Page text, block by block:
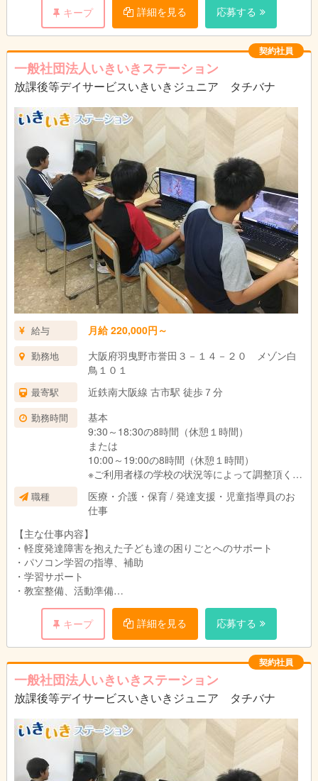
キープ 詳細を見る 応募する
契約社員
一般社団法人いきいきステーション
放課後等デイサービスいきいきジュニア タチバナ
給与 月給 220,000円～
勤務地
大阪府羽曳野市誉田３－１４－２０ メゾン白
鳥１０１
最寄駅 近鉄南大阪線 古市駅 徒歩７分
勤務時間
基本
9:30～18:30の8時間（休憩１時間）
または
10:00～19:00の8時間（休憩１時間）
※ご利用者様の学校の状況等によって調整頂く場
合がございます。
職種
医療・介護・保育 / 発達支援・児童指導員のお
仕事
【主な仕事内容】
・軽度発達障害を抱えた子ども達の困りごとへのサポート
・パソコン学習の指導、補助
・学習サポート
・教室整備、活動準備
・お子様の送迎
・事務業務補助
事務業務は本部で一括で行っているため、日々の記録をきっちり
と残して頂けると、負担を軽減できる仕組みになっています。そ
の分、子ども達の活動計画をスタッフ間で共有し合って、是非親
密に子ども達と関わりを持ってほしいです！
キープ 詳細を見る 応募する
契約社員
一般社団法人いきいきステーション
放課後等デイサービスいきいきジュニア タチバナ